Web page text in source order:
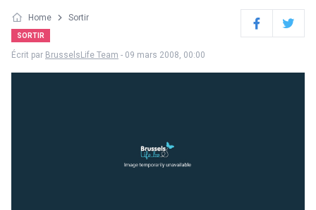
Home Sortir
SORTIR FacebookTwitter
Écrit par BrusselsLife Team - 09 mars 2008, 00:00